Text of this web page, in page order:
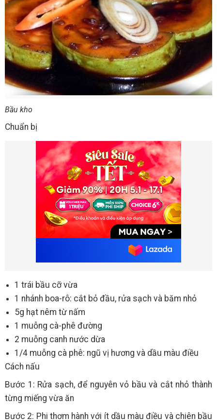
Bầu kho
Chuẩn bị
1 trái bầu cỡ vừa
1 nhánh boa-rô: cắt bỏ đầu, rửa sạch và băm nhỏ
5g hạt nêm từ nấm
1 muỗng cà-phê đường
2 muỗng canh nước dừa
1/4 muỗng cà phê: ngũ vị hương và dầu màu điều
Cách nấu
Bước 1: Rửa sạch, để nguyên vỏ bầu và cắt nhỏ thành
từng miếng vừa ăn
Bước 2: Phi thơm hành với ít dầu màu điều và chiên bầu